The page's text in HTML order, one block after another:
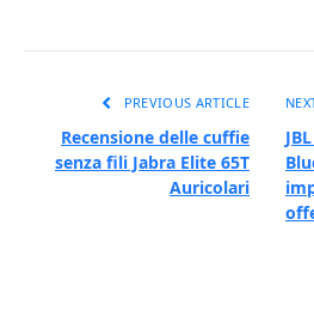
PREVIOUS ARTICLE
Recensione delle cuffie
senza fili Jabra Elite 65T
Auricolari